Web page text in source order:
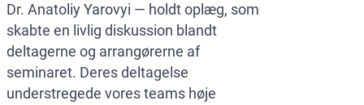
Dr. Anatoliy Yarovyi — holdt oplæg, som
skabte en livlig diskussion blandt
deltagerne og arrangørerne af
seminaret. Deres deltagelse
understregede vores teams høje